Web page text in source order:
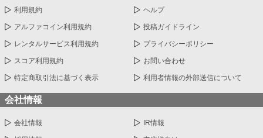
利用規約 ヘルプ
アルファコイン利用規約 投稿ガイドライン
レンタルサービス利用規約 プライバシーポリシー
スコア利用規約 お問い合わせ
特定商取引法に基づく表示 利用者情報の外部送信について
会社情報
会社情報 IR情報